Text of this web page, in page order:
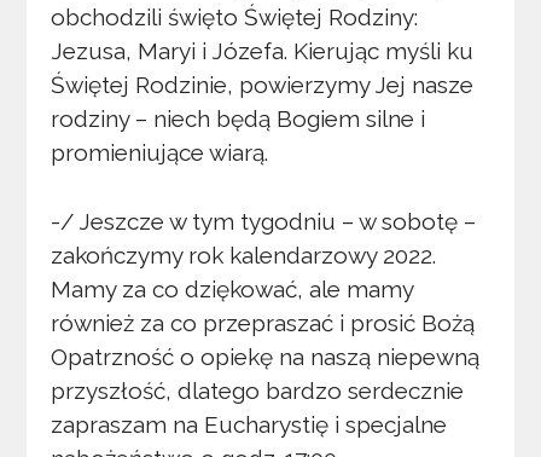
obchodzili święto Świętej Rodziny:
Jezusa, Maryi i Józefa. Kierując myśli ku
Świętej Rodzinie, powierzymy Jej nasze
rodziny – niech będą Bogiem silne i
promieniujące wiarą.
-/ Jeszcze w tym tygodniu – w sobotę –
zakończymy rok kalendarzowy 2022.
Mamy za co dziękować, ale mamy
również za co przepraszać i prosić Bożą
Opatrzność o opiekę na naszą niepewną
przyszłość, dlatego bardzo serdecznie
zapraszam na Eucharystię i specjalne